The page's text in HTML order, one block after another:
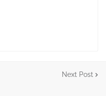
Next Post